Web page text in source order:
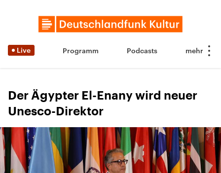
Live Programm Podcasts
Der Ägypter El-Enany wird neuer
Unesco-Direktor